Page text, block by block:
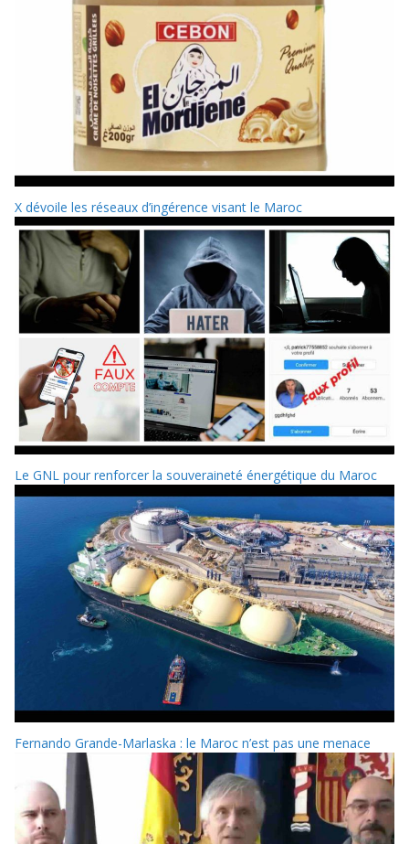
X dévoile les réseaux d’ingérence visant le Maroc
Le GNL pour renforcer la souveraineté énergétique du Maroc
Fernando Grande-Marlaska : le Maroc n’est pas une menace